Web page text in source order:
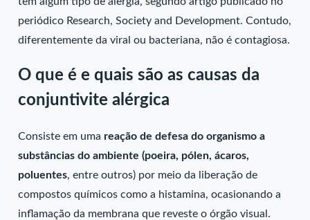
periódico Research, Society and Development. Contudo,
diferentemente da viral ou bacteriana, não é contagiosa.
O que é e quais são as causas da
conjuntivite alérgica
Consiste em uma reação de defesa do organismo a
substâncias do ambiente (poeira, pólen, ácaros,
poluentes, entre outros) por meio da liberação de
compostos químicos como a histamina, ocasionando a
inflamação da membrana que reveste o órgão visual.